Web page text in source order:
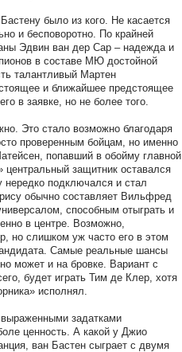
было из кого. Не касается
и бесповоротно. По крайней
Эдвин ван дер Сар – надежда и
в составе МЮ достойной
талантливый Мартен
и ближайшее предстоящее
в заявке, но не более того.
Это стало возможно благодаря
проверенным бойцам, но именно
попавший в обойму главной
защитник оставался
подключался и стал
обычно составляет Вильфред
способным отыграть и
в центре. Возможно,
но слишком уж часто его в этом
Самые реальные шансы
может и на бровке. Вариант с
будет играть Тим де Клер, хотя
исполнял.
задатками
ценность. А какой у Джио
ван Бастен сыграет с двумя